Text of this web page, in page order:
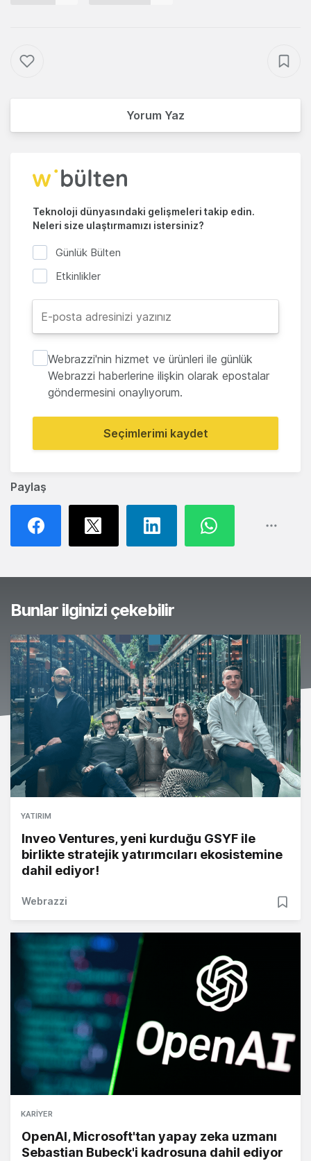
Paylaş
Yorum Yaz
Teknoloji dünyasındaki gelişmeleri takip edin.
Neleri size ulaştırmamızı istersiniz?
Günlük Bülten
Etkinlikler
Webrazzi'nin hizmet ve ürünleri ile günlük
Webrazzi haberlerine ilişkin olarak epostalar
göndermesini onaylıyorum.
Seçimlerimi kaydet
Bunlar ilginizi çekebilir
YATIRIM
Inveo Ventures, yeni kurduğu GSYF ile
birlikte stratejik yatırımcıları ekosistemine
dahil ediyor!
Webrazzi
KARIYER
OpenAI, Microsoft'tan yapay zeka uzmanı
Sebastian Bubeck'i kadrosuna dahil ediyor